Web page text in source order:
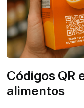
Códigos QR
alimentos